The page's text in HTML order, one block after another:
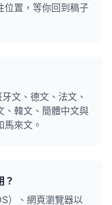
位置，等你回到稿子
文、德文、法文、
、韓文、簡體中文與
來文。
？
）、網頁瀏覽器以